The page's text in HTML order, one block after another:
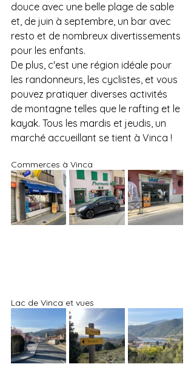
douce avec une belle plage de sable
et, de juin à septembre, un bar avec
resto et de nombreux divertissements
pour les enfants.
De plus, c'est une région idéale pour
les randonneurs, les cyclistes, et vous
pouvez pratiquer diverses activités
de montagne telles que le rafting et le
kayak. Tous les mardis et jeudis, un
marché accueillant se tient à Vinca !
Commerces à Vinca
Lac de Vinca et vues